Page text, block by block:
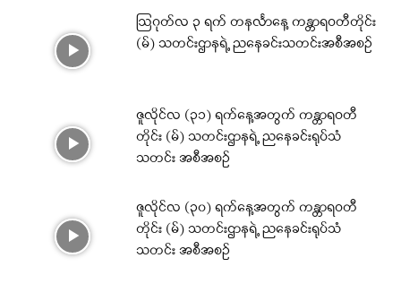
ဩဂုတ်လ ၃ ရက် တနင်္လာနေ့ ကန္တာရဝတီတိုင်း
(မ်) သတင်းဌာနရဲ့ ညနေခင်းသတင်းအစီအစဉ်
ဇူလိုင်လ (၃၁) ရက်နေ့အတွက် ကန္တာရဝတီ
တိုင်း (မ်) သတင်းဌာနရဲ့ ညနေခင်းရုပ်သံ
သတင်း အစီအစဉ်
ဇူလိုင်လ (၃၀) ရက်နေ့အတွက် ကန္တာရဝတီ
တိုင်း (မ်) သတင်းဌာနရဲ့ ညနေခင်းရုပ်သံ
သတင်း အစီအစဉ်